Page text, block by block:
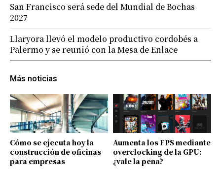
Más noticias
Cómo se ejecuta hoy la
construcción de oficinas
para empresas
Aumenta los FPS mediante
overclocking de la GPU:
¿vale la pena?
San Francisco será sede del Mundial de Bochas
2027
Llaryora llevó el modelo productivo cordobés a
Palermo y se reunió con la Mesa de Enlace